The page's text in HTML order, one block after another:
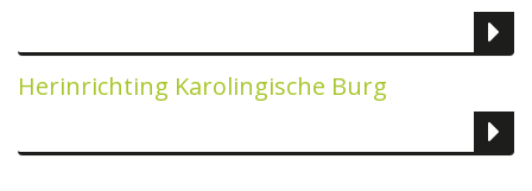
Herinrichting Karolingische Burg